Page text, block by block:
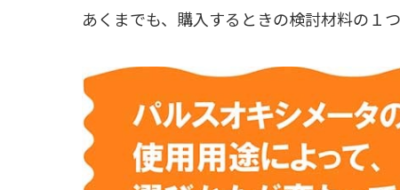
あくまでも、購入するときの検討材料の１